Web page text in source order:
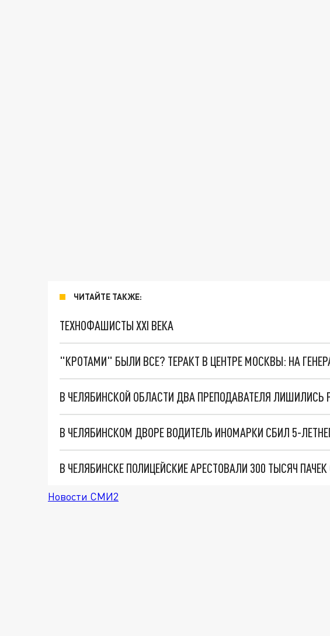
ЧИТАЙТЕ ТАКЖЕ:
ТЕХНОФАШИСТЫ XXI ВЕКА
"КРОТАМИ" БЫЛИ ВСЕ? ТЕРАКТ В ЦЕНТРЕ МОСКВЫ: НА
В ЧЕЛЯБИНСКОМ ДВОРЕ ВОДИТЕЛЬ ИНОМАРКИ СБИЛ 5-
В ЧЕЛЯБИНСКЕ ПОЛИЦЕЙСКИЕ АРЕСТОВАЛИ 300 ТЫСЯЧ ПАЧЕК
Новости СМИ2